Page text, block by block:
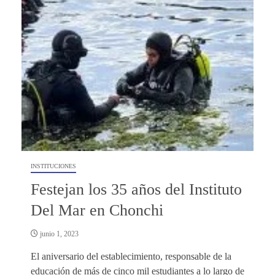
INSTITUCIONES
Festejan los 35 años del Instituto
Del Mar en Chonchi
junio 1, 2023
El aniversario del establecimiento, responsable de la
educación de más de cinco mil estudiantes a lo largo de